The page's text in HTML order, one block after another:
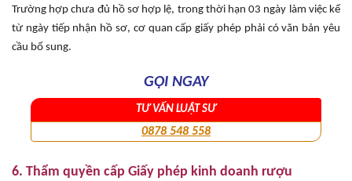
Trường hợp chưa đủ hồ sơ hợp lệ, trong thời hạn 03 ngày làm việc kể
từ ngày tiếp nhận hồ sơ, cơ quan cấp giấy phép phải có văn bản yêu
cầu bổ sung.
GỌI NGAY
TƯ VẤN LUẬT SƯ
0878 548 558
6. Thẩm quyền cấp Giấy phép kinh doanh rượu